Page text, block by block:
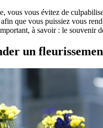
vous vous évitez de
que vous puissiez vous
à savoir : le souvenir
un